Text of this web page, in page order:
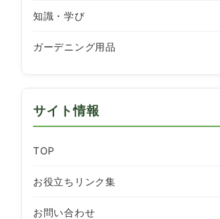
知識・学び
ガーデニング用品
サイト情報
TOP
お役立ちリンク集
お問い合わせ